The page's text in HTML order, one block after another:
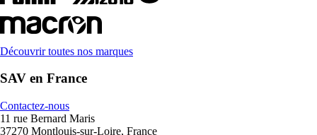
Découvrir toutes nos marques
SAV en France
Contactez-nous
11 rue Bernard Maris
37270 Montlouis-sur-Loire, France